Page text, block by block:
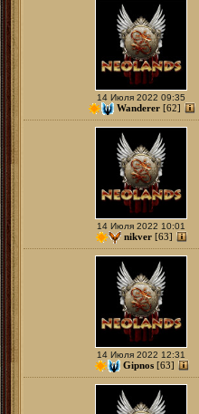
14 Июля 2022 09:35
Wanderer [62]
14 Июля 2022 10:01
nikver [63]
14 Июля 2022 12:31
Gipnos [63]